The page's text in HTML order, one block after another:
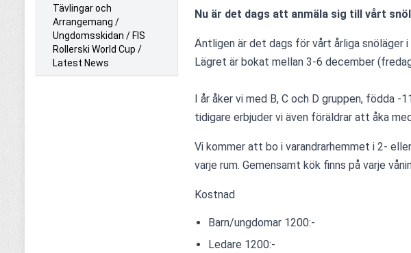
Tävlingar och
Arrangemang /
Ungdomsskidan / FIS
Rollerski World Cup /
Latest News
Nu är det dags att anmäla sig till vårt
Äntligen är det dags för vårt årliga snöläger i
Lägret är bokat mellan 3-6 december
I år åker vi med B, C och D gruppen, födda -
tidigare erbjuder vi även föräldrar att åka
Vi kommer att bo i varandrarhemmet i 2-
varje rum. Gemensamt kök finns på varje
Kostnad
Barn/ungdomar 1200:-
Ledare 1200:-